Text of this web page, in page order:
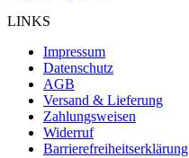
LINKS
Impressum
Datenschutz
AGB
Versand & Lieferung
Zahlungsweisen
Widerruf
Barrierefreiheitserklärung